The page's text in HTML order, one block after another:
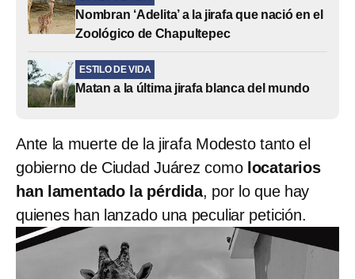
Nombran ‘Adelita’ a la jirafa que nació en el
Zoológico de Chapultepec
ESTILO DE VIDA
Matan a la última jirafa blanca del mundo
Ante la muerte de la jirafa Modesto tanto el
gobierno de Ciudad Juárez como locatarios
han lamentado la pérdida, por lo que hay
quienes han lanzado una peculiar petición.